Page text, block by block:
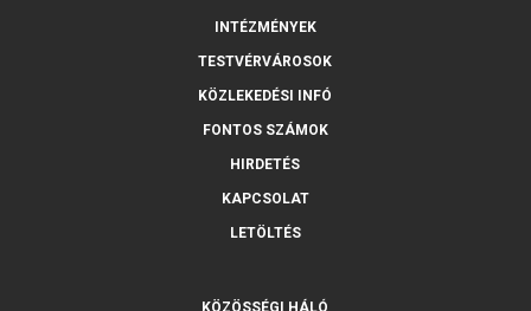
INTÉZMÉNYEK
TESTVÉRVÁROSOK
KÖZLEKEDÉSI INFÓ
FONTOS SZÁMOK
HIRDETÉS
KAPCSOLAT
LETÖLTÉS
KÖZÖSSÉGI HÁLÓ